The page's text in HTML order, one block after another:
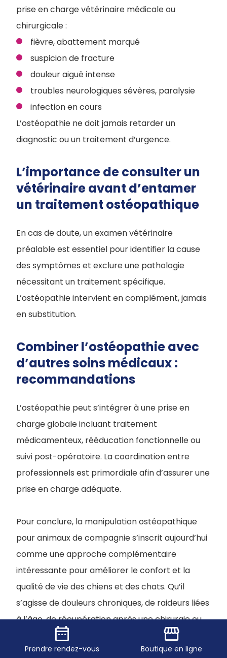
prise en charge vétérinaire médicale ou
chirurgicale :
fièvre, abattement marqué
suspicion de fracture
douleur aiguë intense
troubles neurologiques sévères, paralysie
infection en cours
L’ostéopathie ne doit jamais retarder un
diagnostic ou un traitement d’urgence.
L’importance de consulter un
vétérinaire avant d’entamer
un traitement ostéopathique
En cas de doute, un examen vétérinaire
préalable est essentiel pour identifier la cause
des symptômes et exclure une pathologie
nécessitant un traitement spécifique.
L’ostéopathie intervient en complément, jamais
en substitution.
Combiner l’ostéopathie avec
d’autres soins médicaux :
recommandations
L’ostéopathie peut s’intégrer à une prise en
charge globale incluant traitement
médicamenteux, rééducation fonctionnelle ou
suivi post-opératoire. La coordination entre
professionnels est primordiale afin d’assurer une
prise en charge adéquate.
Pour conclure, la manipulation ostéopathique
pour animaux de compagnie s’inscrit aujourd’hui
comme une approche complémentaire
intéressante pour améliorer le confort et la
qualité de vie des chiens et des chats. Qu’il
s’agisse de douleurs chroniques, de raideurs liées
à l’âge, de récupération après une chirurgie ou
simplement de prévention chez un animal
sportif, l’ostéopathie peut contribuer à
date_range
Prendre rendez-vous
storefront
Boutique en ligne